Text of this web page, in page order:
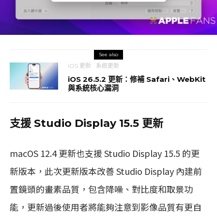
See also
iOS 更新 系統更新
iOS 26.5.2 更新：修補 Safari、WebKit
與系統核心漏洞
支援 Studio Display 15.5 更新
macOS 12.4 更新也支援 Studio Display 15.5 的更
新版本，此次更新版本改善 Studio Display 內建前
置鏡頭的畫素品質，包含降噪、對比度和取景功
能，更新過後使用者將能夠注意到影像品質有更自